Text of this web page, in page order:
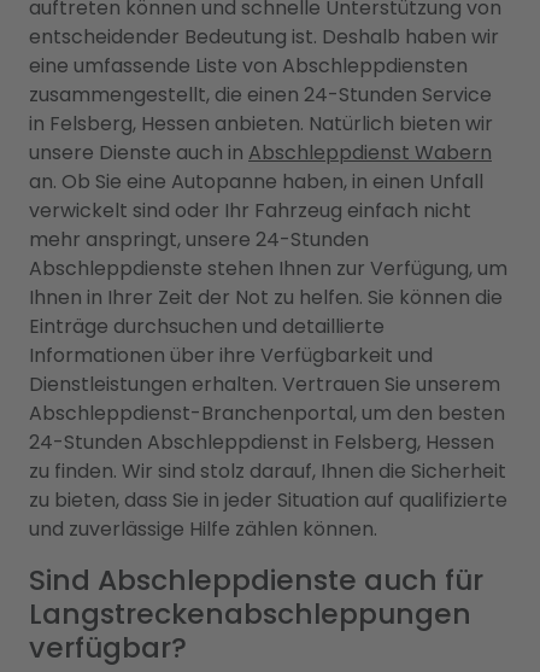
auftreten können und schnelle Unterstützung von
entscheidender Bedeutung ist. Deshalb haben wir
eine umfassende Liste von Abschleppdiensten
zusammengestellt, die einen 24-Stunden Service
in Felsberg, Hessen anbieten. Natürlich bieten wir
unsere Dienste auch in Abschleppdienst Wabern
an. Ob Sie eine Autopanne haben, in einen Unfall
verwickelt sind oder Ihr Fahrzeug einfach nicht
mehr anspringt, unsere 24-Stunden
Abschleppdienste stehen Ihnen zur Verfügung, um
Ihnen in Ihrer Zeit der Not zu helfen. Sie können die
Einträge durchsuchen und detaillierte
Informationen über ihre Verfügbarkeit und
Dienstleistungen erhalten. Vertrauen Sie unserem
Abschleppdienst-Branchenportal, um den besten
24-Stunden Abschleppdienst in Felsberg, Hessen
zu finden. Wir sind stolz darauf, Ihnen die Sicherheit
zu bieten, dass Sie in jeder Situation auf qualifizierte
und zuverlässige Hilfe zählen können.
Sind Abschleppdienste auch für
Langstreckenabschleppungen
verfügbar?